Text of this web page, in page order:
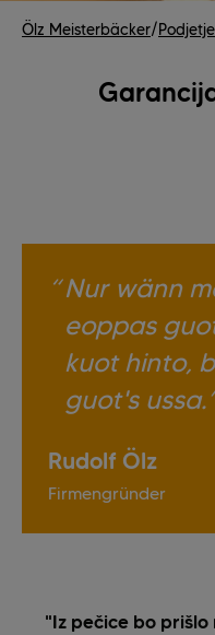
Ölz Meisterbäcker/Podjetje
Nur wänn
eoppas
kuot hinto,
guot's ussa.
Rudolf Ölz
Firmengründer
"Iz pečice bo